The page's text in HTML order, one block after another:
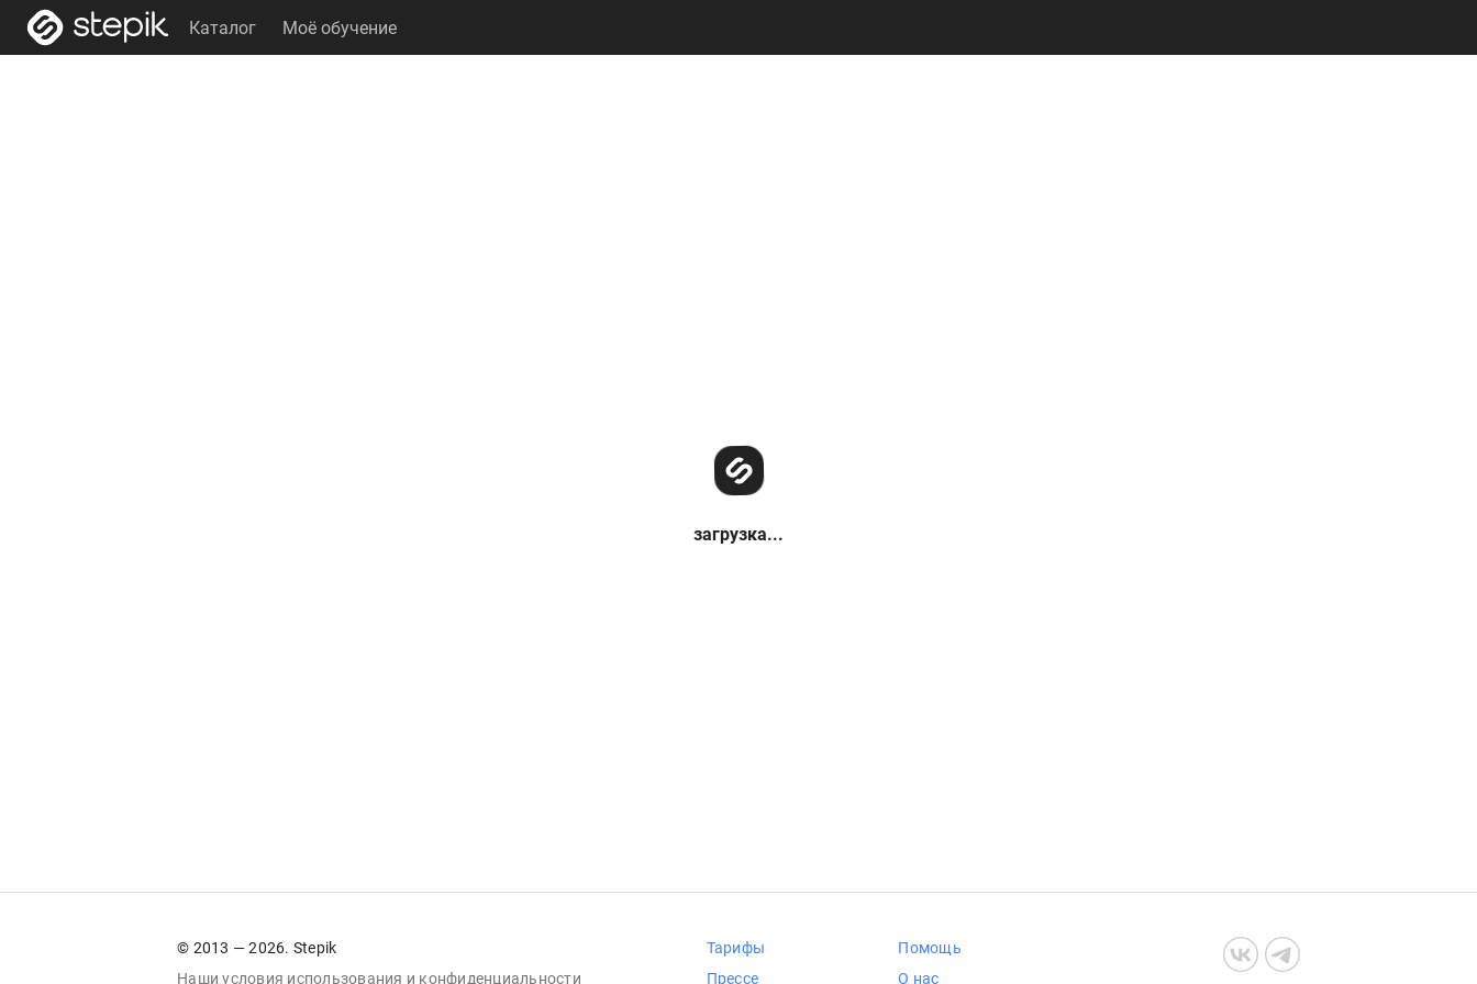
Каталог Моё обучение
загрузка...
© 2013 — 2026. Stepik
Наши условия использования и конфиденциальности
Тарифы
Прессе
Помощь
О нас